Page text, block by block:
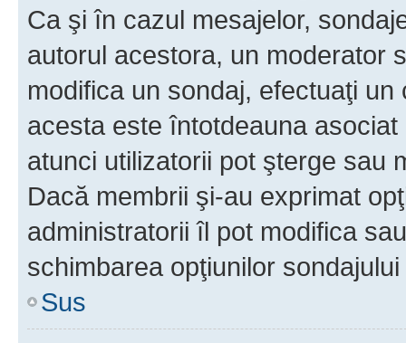
Ca şi în cazul mesajelor,
autorul acestora, un moderator
modifica un sondaj, efectuaţi
acesta este întotdeauna
atunci utilizatorii pot şterge sau
Dacă membrii şi-au exprimat
administratorii îl pot modifica
schimbarea opţiunilor
Sus